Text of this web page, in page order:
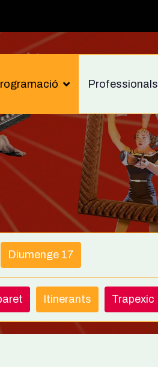
Professionals
Diumenge 17
Itinerants Trapexic